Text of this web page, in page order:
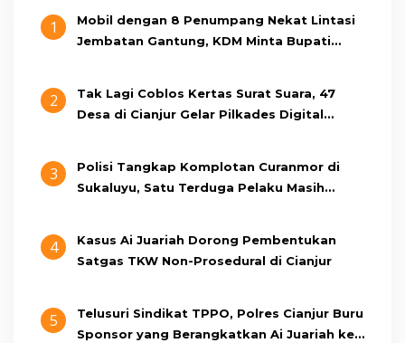
1
Mobil dengan 8 Penumpang Nekat Lintasi
Jembatan Gantung, KDM Minta Bupati
2
Tak Lagi Coblos Kertas Surat Suara, 47
Desa di Cianjur Gelar Pilkades Digital
3
Polisi Tangkap Komplotan Curanmor di
Sukaluyu, Satu Terduga Pelaku Masih
4
Kasus Ai Juariah Dorong Pembentukan
Satgas TKW Non-Prosedural di Cianjur
5
Telusuri Sindikat TPPO, Polres Cianjur Buru
Sponsor yang Berangkatkan Ai Juariah ke